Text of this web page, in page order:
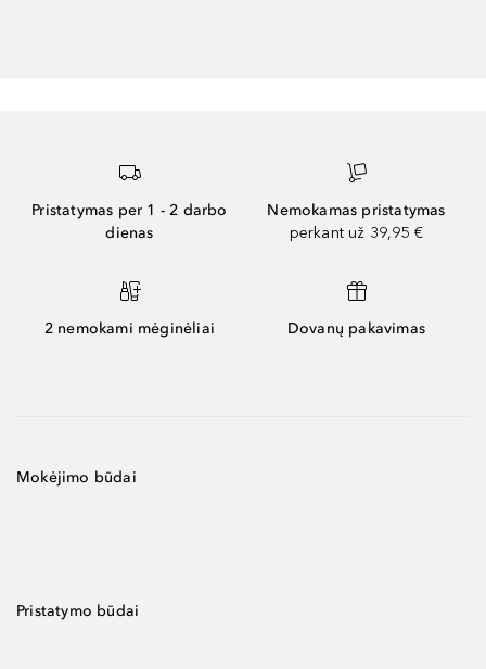
Pristatymas per 1 - 2 darbo
dienas
Nemokamas pristatymas
perkant už 39,95 €
2 nemokami mėginėliai Dovanų pakavimas
Mokėjimo būdai
Pristatymo būdai